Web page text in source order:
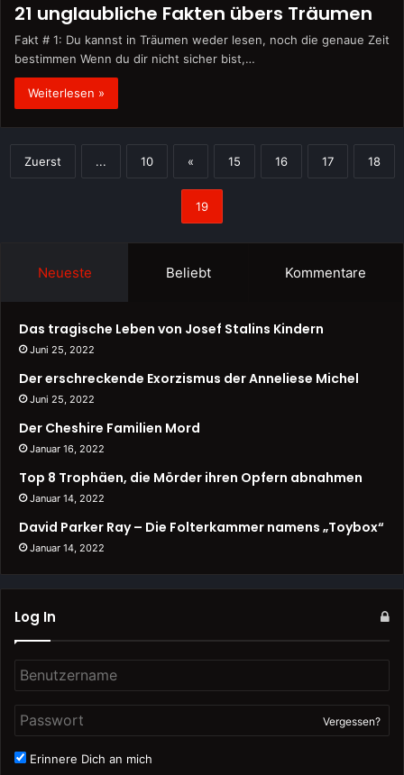
21 unglaubliche Fakten übers Träumen
Fakt # 1: Du kannst in Träumen weder lesen, noch die genaue Zeit
bestimmen Wenn du dir nicht sicher bist,…
Weiterlesen »
Zuerst ... 10 « 15 16 17 18
19
Neueste Beliebt Kommentare
Das tragische Leben von Josef Stalins Kindern
Juni 25, 2022
Der erschreckende Exorzismus der Anneliese Michel
Juni 25, 2022
Der Cheshire Familien Mord
Januar 16, 2022
Top 8 Trophäen, die Mörder ihren Opfern abnahmen
Januar 14, 2022
David Parker Ray – Die Folterkammer namens „Toybox“
Januar 14, 2022
Log In
Vergessen?
Erinnere Dich an mich